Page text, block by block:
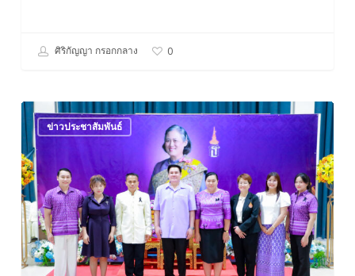
ศิริกัญญา กรอกกลาง 0
ข่าวประชาสัมพันธ์
โครงการ
วัน
อนุรักษ์
มรดก
ไทย